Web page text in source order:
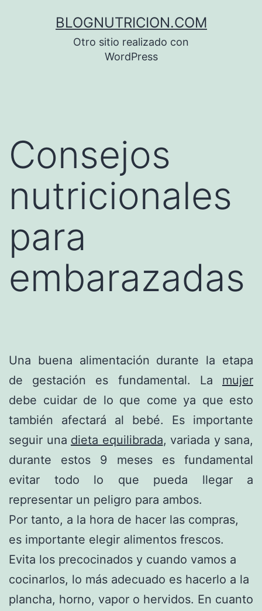
BLOGNUTRICION.COM
Otro sitio realizado con
WordPress
Consejos
nutricionales
para
embarazadas
Una buena alimentación durante la etapa
de gestación es fundamental. La mujer
debe cuidar de lo que come ya que esto
también afectará al bebé. Es importante
seguir una dieta equilibrada, variada y sana,
durante estos 9 meses es fundamental
evitar todo lo que pueda llegar a
representar un peligro para ambos.
Por tanto, a la hora de hacer las compras,
es importante elegir alimentos frescos.
Evita los precocinados y cuando vamos a
cocinarlos, lo más adecuado es hacerlo a la
plancha, horno, vapor o hervidos. En cuanto